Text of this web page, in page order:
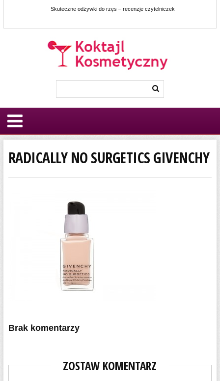
Skuteczne odżywki do rzęs – recenzje czytelniczek
RADICALLY NO SURGETICS GIVENCHY
Brak komentarzy
ZOSTAW KOMENTARZ